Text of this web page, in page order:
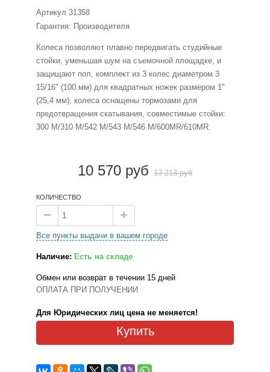
Артикул 31358
Гарантия: Производителя
Колеса позволяют плавно передвигать студийные
стойки, уменьшая шум на съемочной площадке, и
защищают пол, комплект из 3 колес диаметром 3
15/16" (100 мм) для квадратных ножек размером 1"
(25,4 мм), колеса оснащены тормозами для
предотвращения скатывания, совместимые стойки:
300 М/310 М/542 М/543 М/546 М/600MR/610MR.
10 570 руб 13 213 руб
КОЛИЧЕСТВО
Все пункты выдачи в вашем городе
Наличие: Есть на складе
Обмен или возврат в течении 15 дней
ОПЛАТА ПРИ ПОЛУЧЕНИИ
Для Юридических лиц цена не меняется!
Купить